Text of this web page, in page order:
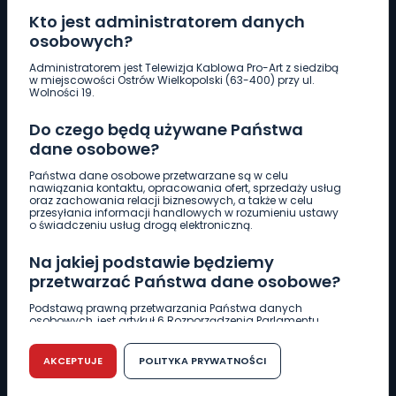
Kto jest administratorem danych
osobowych?
Administratorem jest Telewizja Kablowa Pro-Art z siedzibą
w miejscowości Ostrów Wielkopolski (63-400) przy ul.
Wolności 19.
Do czego będą używane Państwa
dane osobowe?
Państwa dane osobowe przetwarzane są w celu
nawiązania kontaktu, opracowania ofert, sprzedaży usług
oraz zachowania relacji biznesowych, a także w celu
przesyłania informacji handlowych w rozumieniu ustawy
o świadczeniu usług drogą elektroniczną.
Na jakiej podstawie będziemy
przetwarzać Państwa dane osobowe?
Podstawą prawną przetwarzania Państwa danych
osobowych, jest artykuł 6 Rozporządzenia Parlamentu
r. w sprawie ochrony osób fizycznych w związku z
przetwarzaniem danych osobowych w sprawie
swobodnego przepływu takich danych oraz uchylenia
dyrektywy 95/46/WE (RODO).
AKCEPTUJE POLITYKA PRYWATNOŚCI
Pobierz logotyp
661 997 997
REDAKCJA
62 735 22 22redakcja@wlkp24.info
DZIAŁ REKLAMY
62 735 01 85 reklama@wlkp24.info
WIADOMOŚCI
CIEKAWOSTKI